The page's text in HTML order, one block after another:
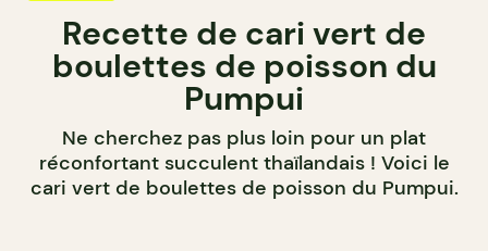
Recette de cari vert de
boulettes de poisson du
Pumpui
Ne cherchez pas plus loin pour un plat
réconfortant succulent thaïlandais ! Voici le
cari vert de boulettes de poisson du Pumpui.